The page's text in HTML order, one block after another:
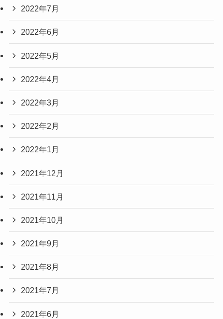
2022年7月
2022年6月
2022年5月
2022年4月
2022年3月
2022年2月
2022年1月
2021年12月
2021年11月
2021年10月
2021年9月
2021年8月
2021年7月
2021年6月